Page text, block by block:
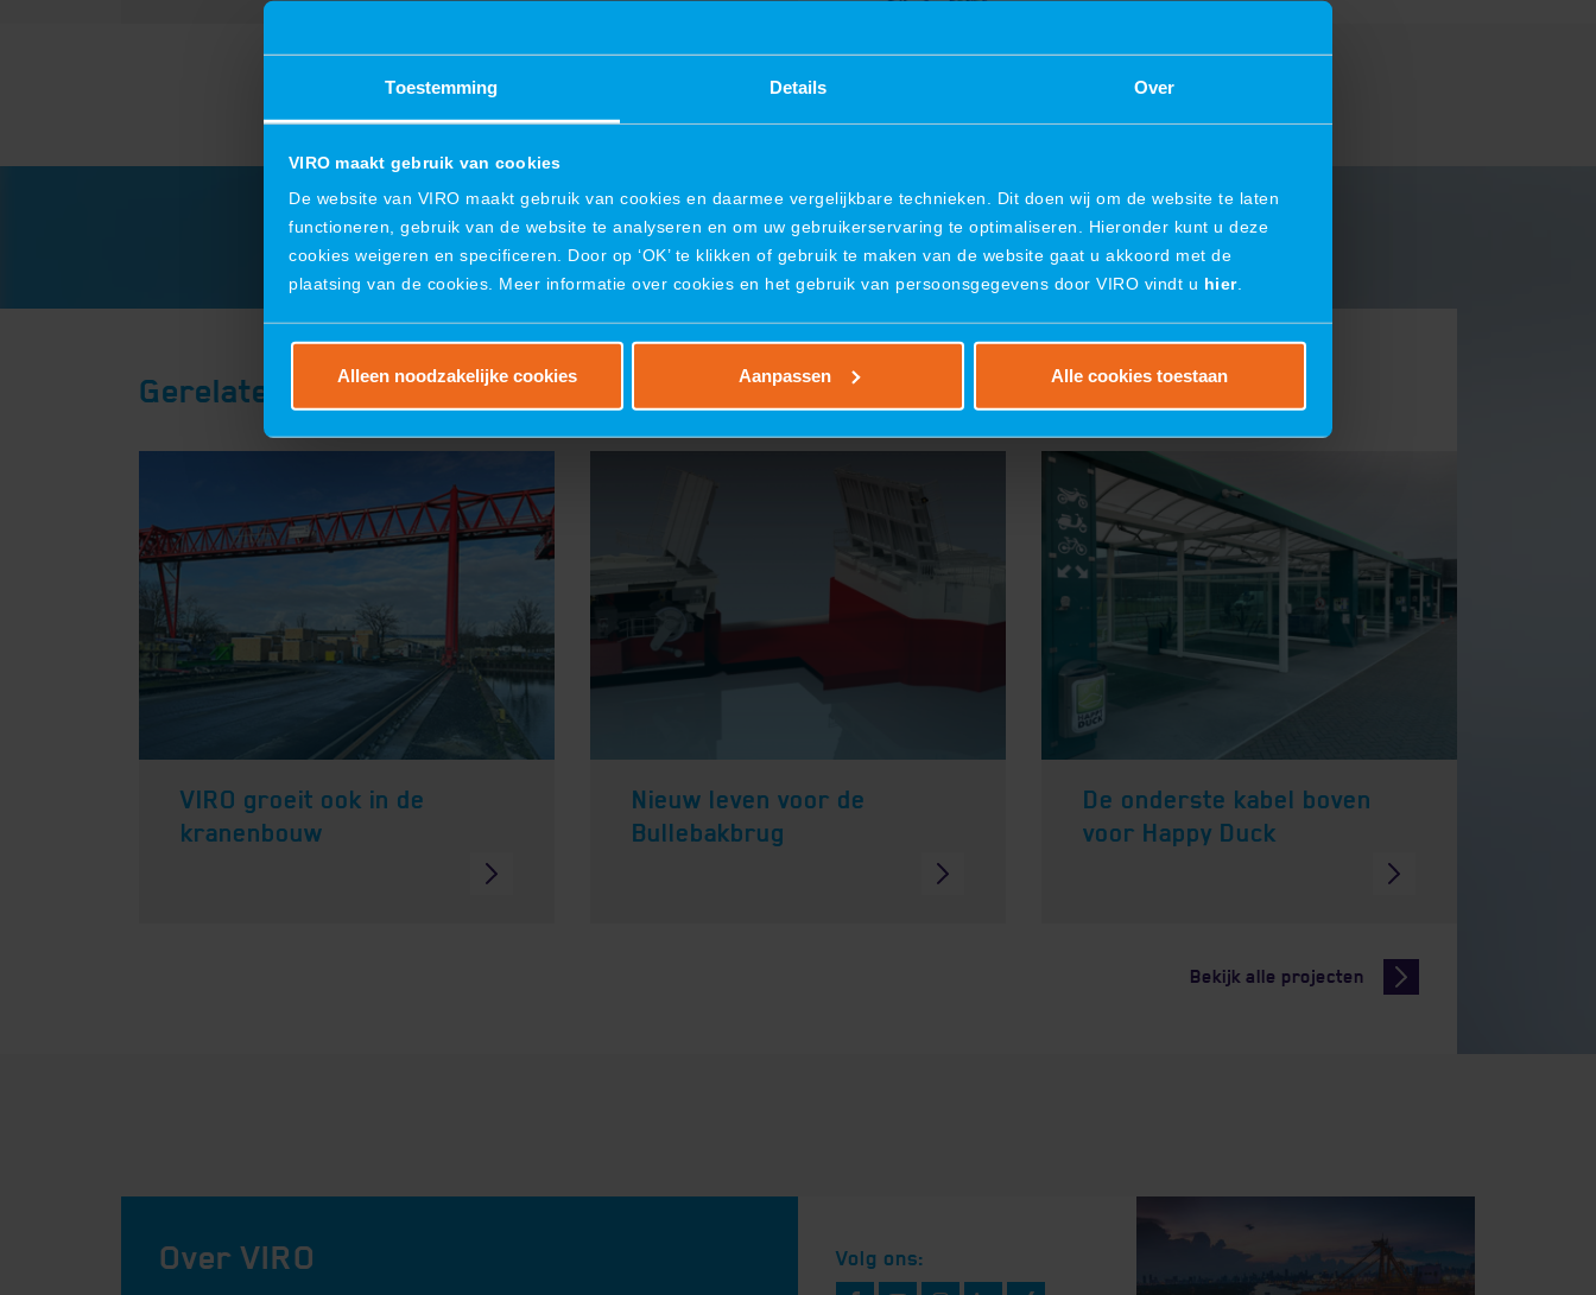
Toestemming Details Over
VIRO maakt gebruik van cookies
De website van VIRO maakt gebruik van cookies en daarmee vergelijkbare technieken. Dit doen wij om de website te laten
functioneren, gebruik van de website te analyseren en om uw gebruikerservaring te optimaliseren. Hieronder kunt u deze
cookies weigeren en specificeren. Door op ‘OK’ te klikken of gebruik te maken van de website gaat u akkoord met de
plaatsing van de cookies. Meer informatie over cookies en het gebruik van persoonsgegevens door VIRO vindt u hier.
Alleen noodzakelijke cookies Aanpassen Alle cookies toestaan
Gerelateerde projecten
VIRO groeit ook in de
kranenbouw
Nieuw leven voor de
Bullebakbrug
De onderste kabel boven
voor Happy Duck
Bekijk alle projecten
Over VIRO Volg ons: